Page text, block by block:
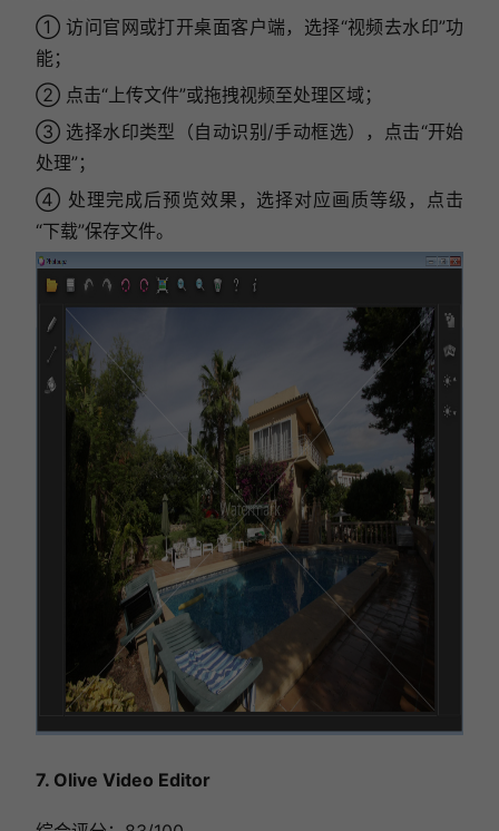
① 访问官网或打开桌面客户端，选择“视频去水印”功
能；
② 点击“上传文件”或拖拽视频至处理区域；
③ 选择水印类型（自动识别/手动框选），点击“开始
处理”；
④ 处理完成后预览效果，选择对应画质等级，点击
“下载”保存文件。
7. Olive Video Editor